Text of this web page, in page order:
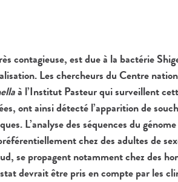
contagieuse, est due à la bactérie
Les chercheurs du Centre
à l’Institut Pasteur qui surveillent
ont ainsi détecté l’apparition de
L’analyse des séquences du
chez des adultes de
se propagent notamment chez des
devrait être pris en compte par les